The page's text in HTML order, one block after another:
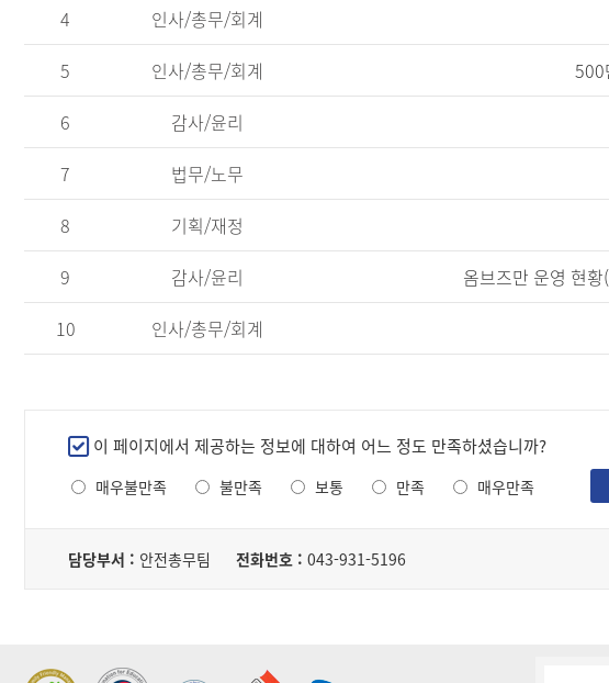
보]
위,
야,
담
부
4
인사/총무/회계
5
인사/총무/회계 500
6
감사/윤리
7
법무/노무
8
기획/재정
9
감사/윤리 옴브즈만 운영 현
10
인사/총무/회계
만
족
도
사
이 페이지에서 제공하는 정보에 대하여 어느 정도 만족하셨습니까?
매우불만족 불만족 보통 만족 매우만족
담
당
담당부서 : 안전총무팀 전화번호 : 043-931-5196